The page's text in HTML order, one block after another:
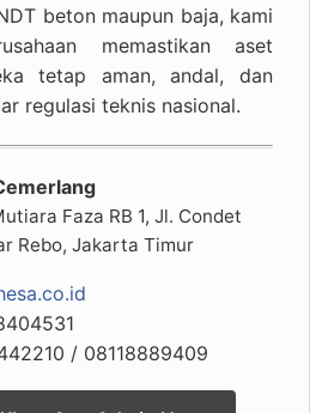
beton maupun baja, kami
memastikan aset
tetap aman, andal, dan
regulasi teknis nasional.
Faza RB 1, Jl. Condet
Rebo, Jakarta Timur
/ 08118889409